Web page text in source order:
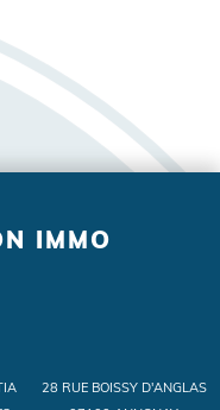
IMMO
28 RUE BOISSY D'ANGLAS